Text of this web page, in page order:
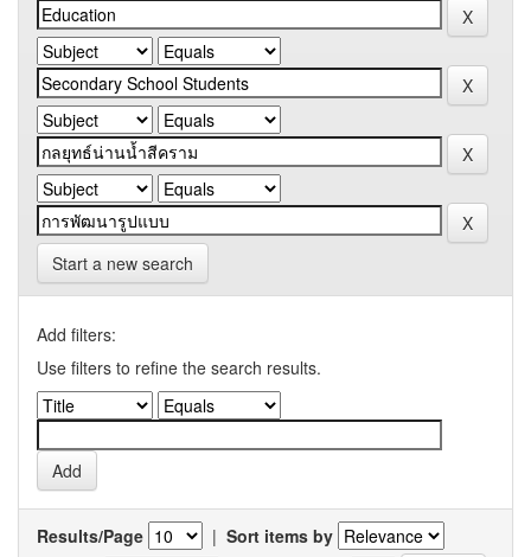
Start a new search
Add filters:
Use filters to refine the search results.
Results/Page | Sort items by